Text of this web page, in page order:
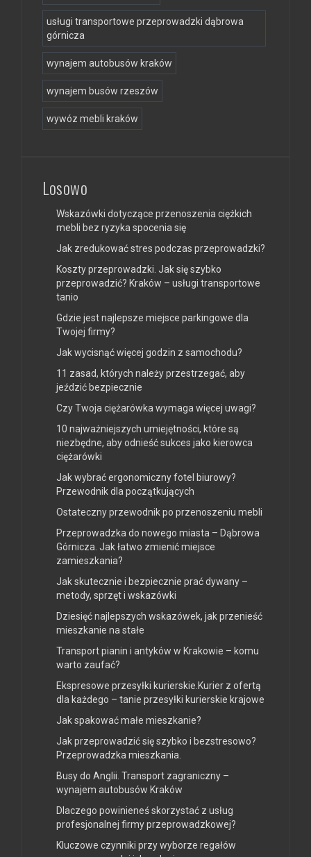
usługi transportowe przeprowadzki dąbrowa
górnicza
wynajem autobusów kraków
wynajem busów rzeszów
wywóz mebli kraków
Losowo
Wskazówki dotyczące przenoszenia ciężkich
mebli bez ryzyka spocenia się
Jak zredukować stres podczas przeprowadzki?
Koszty przeprowadzki. Jak się szybko
przeprowadzić? Kraków – usługi transportowe
tanio
Gdzie jest najlepsze miejsce parkingowe dla
Twojej firmy?
Jak wycisnąć więcej godzin z samochodu?
11 zasad, których należy przestrzegać, aby
jeździć bezpiecznie
Czy Twoja ciężarówka wymaga więcej uwagi?
10 najważniejszych umiejętności, które są
niezbędne, aby odnieść sukces jako kierowca
ciężarówki
Jak wybrać ergonomiczny fotel biurowy?
Przewodnik dla początkujących
Ostateczny przewodnik po przenoszeniu mebli
Przeprowadzka do nowego miasta – Dąbrowa
Górnicza. Jak łatwo zmienić miejsce
zamieszkania?
Jak skutecznie i bezpiecznie prać dywany –
metody, sprzęt i wskazówki
Dziesięć najlepszych wskazówek, jak przenieść
mieszkanie na stałe
Transport pianin i antyków w Krakowie – komu
warto zaufać?
Ekspresowe przesyłki kurierskie.Kurier z ofertą
dla każdego – tanie przesyłki kurierskie krajowe
Jak spakować małe mieszkanie?
Jak przeprowadzić się szybko i bezstresowo?
Przeprowadzka mieszkania.
Busy do Anglii. Transport zagraniczny –
wynajem autobusów Kraków
Dlaczego powinieneś skorzystać z usług
profesjonalnej firmy przeprowadzkowej?
Kluczowe czynniki przy wyborze regałów